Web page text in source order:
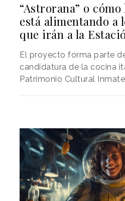
“Astrorana” o
está alimentando a
que irán a la
El proyecto forma parte
candidatura de la cocina
Patrimonio Cultural